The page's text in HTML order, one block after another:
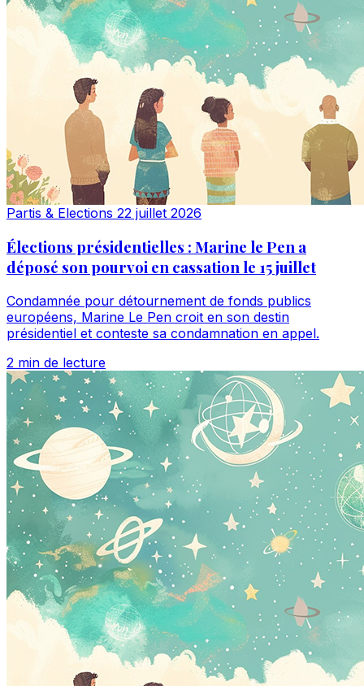
Partis & Elections 22 juillet 2026
Élections présidentielles : Marine le Pen a
déposé son pourvoi en cassation le 15 juillet
Condamnée pour détournement de fonds publics
européens, Marine Le Pen croit en son destin
présidentiel et conteste sa condamnation en appel.
2 min de lecture